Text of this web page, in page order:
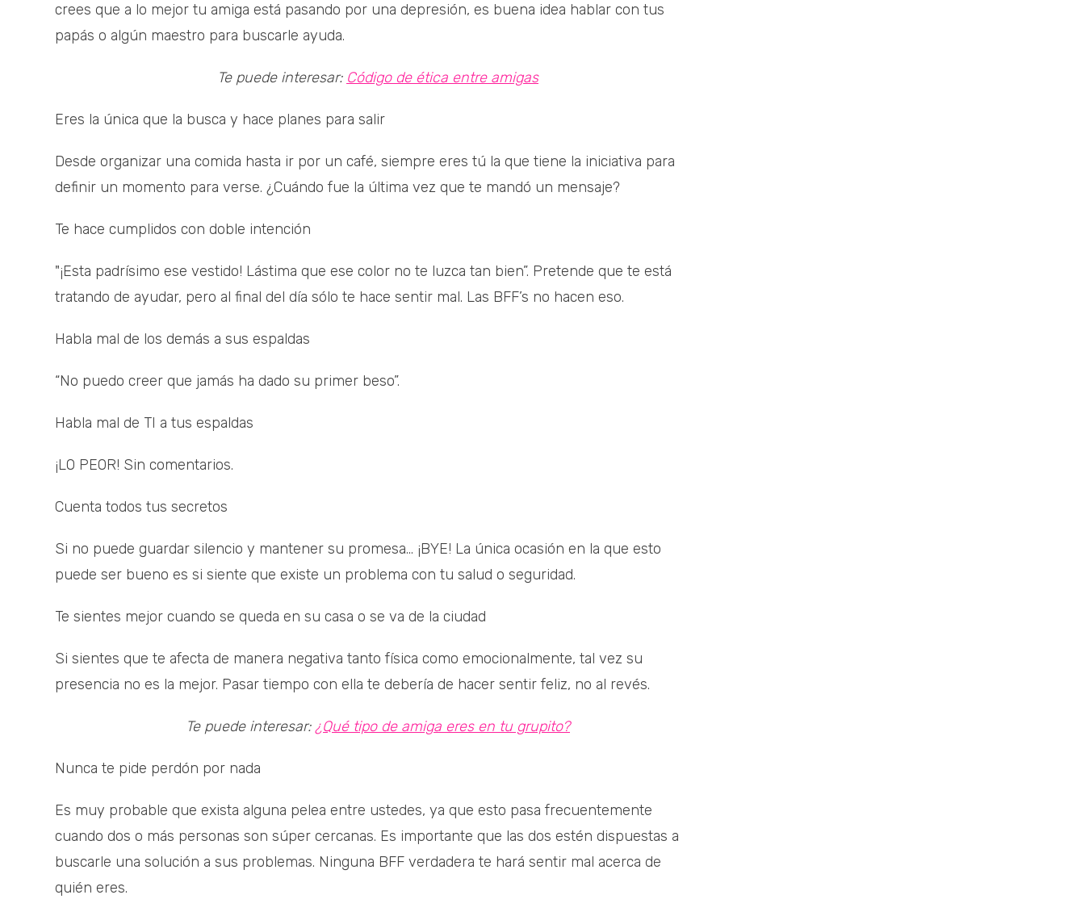
crees que a lo mejor tu amiga está pasando por una depresión, es buena idea hablar con tus
papás o algún maestro para buscarle ayuda.
Te puede interesar: Código de ética entre amigas
Eres la única que la busca y hace planes para salir
Desde organizar una comida hasta ir por un café, siempre eres tú la que tiene la iniciativa para
definir un momento para verse. ¿Cuándo fue la última vez que te mandó un mensaje?
Te hace cumplidos con doble intención
"¡Esta padrísimo ese vestido! Lástima que ese color no te luzca tan bien”. Pretende que te está
tratando de ayudar, pero al final del día sólo te hace sentir mal. Las BFF’s no hacen eso.
Habla mal de los demás a sus espaldas
“No puedo creer que jamás ha dado su primer beso”.
Habla mal de TI a tus espaldas
¡LO PEOR! Sin comentarios.
Cuenta todos tus secretos
Si no puede guardar silencio y mantener su promesa... ¡BYE! La única ocasión en la que esto
puede ser bueno es si siente que existe un problema con tu salud o seguridad.
Te sientes mejor cuando se queda en su casa o se va de la ciudad
Si sientes que te afecta de manera negativa tanto física como emocionalmente, tal vez su
presencia no es la mejor. Pasar tiempo con ella te debería de hacer sentir feliz, no al revés.
Te puede interesar:¿Qué tipo de amiga eres en tu grupito?
Nunca te pide perdón por nada
Es muy probable que exista alguna pelea entre ustedes, ya que esto pasa frecuentemente
cuando dos o más personas son súper cercanas. Es importante que las dos estén dispuestas a
buscarle una solución a sus problemas. Ninguna BFF verdadera te hará sentir mal acerca de
quién eres.